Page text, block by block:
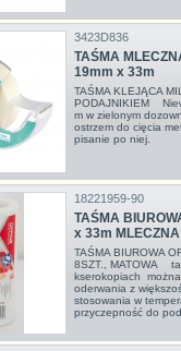
3423D836
TAŚMA
19mm x 33m
TAŚMA KLEJĄCA
PODAJNIKIEM
m w zielonym
ostrzem do cięcia
pisanie po niej.
18221959-90
TAŚMA
x 33m MLECZNA
TAŚMA BIUROWA
8SZT., MATOWA
kserokopiach
oderwania z
stosowania w
przyczepność do